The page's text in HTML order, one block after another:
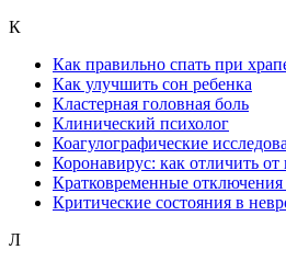
К
Как правильно спать при
Как улучшить сон ребенка
Кластерная головная боль
Клинический психолог
Коагулографические
Коронавирус: как отличить
Кратковременные отключения
Критические состояния в
Л